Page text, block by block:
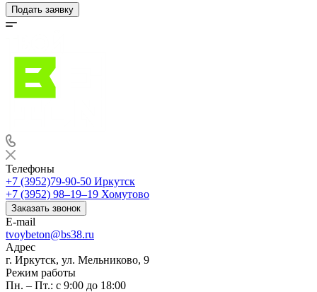
Подать заявку
Телефоны
+7 (3952)79-90-50 Иркутск
+7 (3952) 98‒19‒19 Хомутово
Заказать звонок
E-mail
tvoybeton@bs38.ru
Адрес
г. Иркутск, ул. Мельниково, 9
Режим работы
Пн. – Пт.: с 9:00 до 18:00